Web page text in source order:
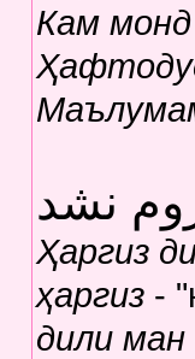
Кам
نشد
Ҳаргиз
ҳаргиз -
дили ман